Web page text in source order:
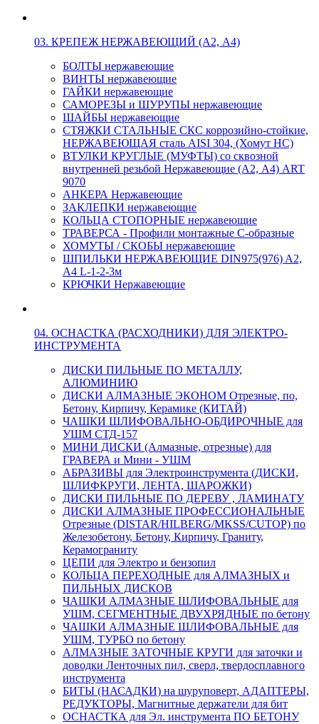
03. КРЕПЕЖ НЕРЖАВЕЮЩИЙ (А2, А4)
БОЛТЫ нержавеющие
ВИНТЫ нержавеющие
ГАЙКИ нержавеющие
САМОРЕЗЫ и ШУРУПЫ нержавеющие
ШАЙБЫ нержавеющие
СТЯЖКИ СТАЛЬНЫЕ СКС коррозийно-стойкие,
НЕРЖАВЕЮЩАЯ сталь AISI 304, (Хомут НС)
ВТУЛКИ КРУГЛЫЕ (МУФТЫ) со сквозной
внутренней резьбой Нержавеющие (А2, А4) ART
9070
АНКЕРА Нержавеющие
ЗАКЛЕПКИ нержавеющие
КОЛЬЦА СТОПОРНЫЕ нержавеющие
ТРАВЕРСА - Профили монтажные С-образные
ХОМУТЫ / СКОБЫ нержавеющие
ШПИЛЬКИ НЕРЖАВЕЮЩИЕ DIN975(976) A2,
А4 L-1-2-3м
КРЮЧКИ Нержавеющие
04. ОСНАСТКА (РАСХОДНИКИ) ДЛЯ ЭЛЕКТРО-
ИНСТРУМЕНТА
ДИСКИ ПИЛЬНЫЕ ПО МЕТАЛЛУ,
АЛЮМИНИЮ
ДИСКИ АЛМАЗНЫЕ ЭКОНОМ Отрезные, по,
Бетону, Кирпичу, Керамике (КИТАЙ)
ЧАШКИ ШЛИФОВАЛЬНО-ОБДИРОЧНЫЕ для
УШМ СТД-157
МИНИ ДИСКИ (Алмазные, отрезные) для
ГРАВЕРА и Мини - УШМ
АБРАЗИВЫ для Электроинструмента (ДИСКИ,
ШЛИФКРУГИ, ЛЕНТА, ШАРОЖКИ)
ДИСКИ ПИЛЬНЫЕ ПО ДЕРЕВУ , ЛАМИНАТУ
ДИСКИ АЛМАЗНЫЕ ПРОФЕССИОНАЛЬНЫЕ
Отрезные (DISTAR/HILBERG/MKSS/CUTOP) по
Железобетону, Бетону, Кирпичу, Граниту,
Керамограниту
ЦЕПИ для Электро и бензопил
КОЛЬЦА ПЕРЕХОДНЫЕ для АЛМАЗНЫХ и
ПИЛЬНЫХ ДИСКОВ
ЧАШКИ АЛМАЗНЫЕ ШЛИФОВАЛЬНЫЕ для
УШМ, СЕГМЕНТНЫЕ ДВУХРЯДНЫЕ по бетону
ЧАШКИ АЛМАЗНЫЕ ШЛИФОВАЛЬНЫЕ для
УШМ, ТУРБО по бетону
АЛМАЗНЫЕ ЗАТОЧНЫЕ КРУГИ для заточки и
доводки Ленточных пил, сверл, твердосплавного
инструмента
БИТЫ (НАСАДКИ) на шуруповерт, АДАПТЕРЫ,
РЕДУКТОРЫ, Магнитные держатели для бит
ОСНАСТКА для Эл. инструмента ПО БЕТОНУ